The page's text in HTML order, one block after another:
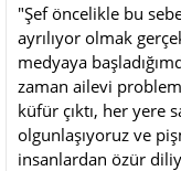
"Şef öncelikle bu
ayrılıyor olmak
medyaya
zaman ailevi
küfür çıktı, her yere
olgunlaşıyoruz ve
insanlardan özür